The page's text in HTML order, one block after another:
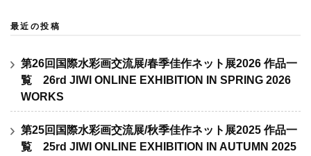
最近の投稿
第26回国際水彩画交流展/春季佳作ネット展2026 作品一
覧 26rd JIWI ONLINE EXHIBITION IN SPRING 2026
WORKS
第25回国際水彩画交流展/秋季佳作ネット展2025 作品一
覧 25rd JIWI ONLINE EXHIBITION IN AUTUMN 2025